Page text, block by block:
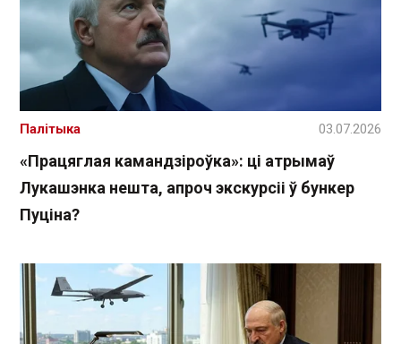
«Працяглая камандзіроўка»: ці атрымаў
Лукашэнка нешта, апроч экскурсіі ў бункер
Пуціна?
Палітыка 03.07.2026